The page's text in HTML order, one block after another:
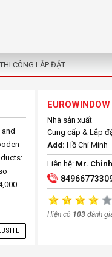
CÔNG LẮP ĐẶT
Nhà sản xuất
Cung cấp & Lắp
Add: Hồ Chí Minh
Liên hệ: Mr. Chinh
Hiện có 103 đánh